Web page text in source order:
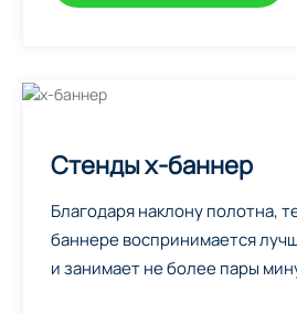
Стенды х-баннер
Благодаря наклону полотна,
баннере воспринимается
и занимает не более пары